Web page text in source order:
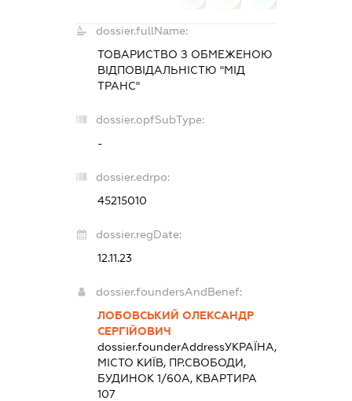
dossier.fullName:
ТОВАРИСТВО З ОБМЕЖЕНОЮ
ВІДПОВІДАЛЬНІСТЮ "МІД
ТРАНС"
dossier.opfSubType:
-
dossier.edrpo:
45215010
dossier.regDate:
12.11.23
dossier.foundersAndBenef:
ЛОБОВСЬКИЙ ОЛЕКСАНДР
СЕРГІЙОВИЧ
dossier.founderAddressУКРАЇНА,
МІСТО КИЇВ, ПР.СВОБОДИ,
БУДИНОК 1/60А, КВАРТИРА
107